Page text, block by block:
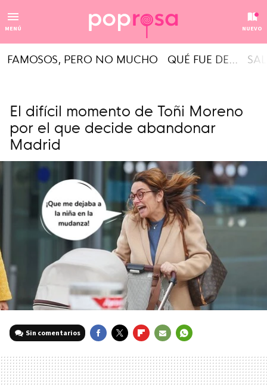
MENÚ NUEVO
FAMOSOS, PERO NO MUCHO QUÉ FUE DE...
El difícil momento de Toñi Moreno
por el que decide abandonar
Madrid
Sin comentarios
MAIL